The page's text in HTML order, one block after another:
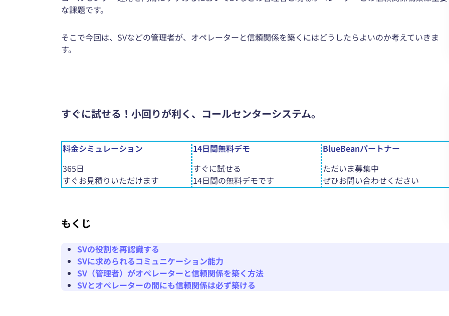
な課題です。
そこで今回は、SVなどの管理者が、オペレーターと信頼関係を築くにはどうしたらよいのか考えていきま
す。
すぐに試せる！小回りが利く、コールセンターシステム。
料金シミュレーション
365日
すぐお見積りいただけます
14日間無料デモ
すぐに試せる
14日間の無料デモです
BlueBeanパートナー
ただいま募集中
ぜひお問い合わせください
もくじ
SVの役割を再認識する
SVに求められるコミュニケーション能力
SV（管理者）がオペレーターと信頼関係を築く方法
SVとオペレーターの間にも信頼関係は必ず築ける